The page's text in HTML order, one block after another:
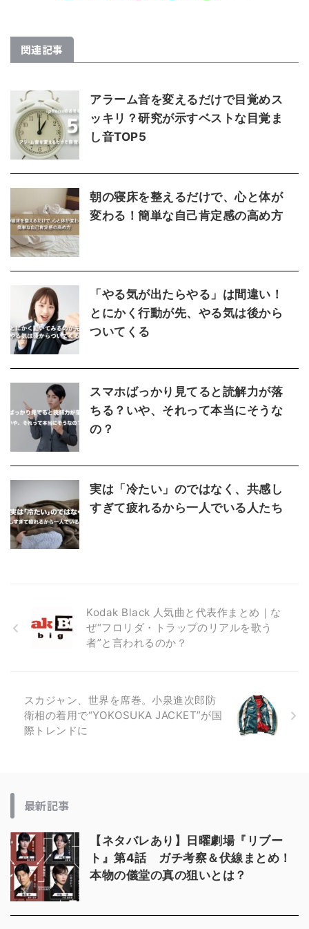
関連記事
アラーム音を変えるだけで目覚めス
ッキリ？研究が示すベストな目覚ま
し音TOP5
朝の寝床を整えるだけで、心と体が
変わる！簡単な自己肯定感の高め方
「やる気が出たらやる」は間違い！
とにかく行動が先、やる気は後から
ついてくる
スマホばっかり見てると読解力が落
ちる？いや、それって本当にそうな
の？
実は「冷たい」のではなく、共感し
すぎて疲れるから一人でいる人たち
Kodak Black 人気曲と代表作まとめ｜な
ぜ“フロリダ・トラップのリアルを歌う
者”と言われるのか？
スカジャン、世界を席巻。小泉進次郎防
衛相の着用で“YOKOSUKA JACKET”が国
際トレンドに
最新記事
【ネタバレあり】日曜劇場『リブー
ト』第4話 ガチ考察＆伏線まとめ！
本物の儀堂の真の狙いとは？